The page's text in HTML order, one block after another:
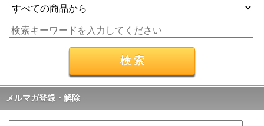
メルマガ登録・解除